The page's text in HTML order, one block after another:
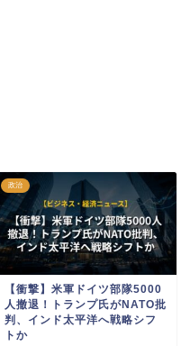
政治
【衝撃】米軍ドイツ部隊5000
人撤退！トランプ氏がNATO批
判、インド太平洋へ戦略シフ
トか